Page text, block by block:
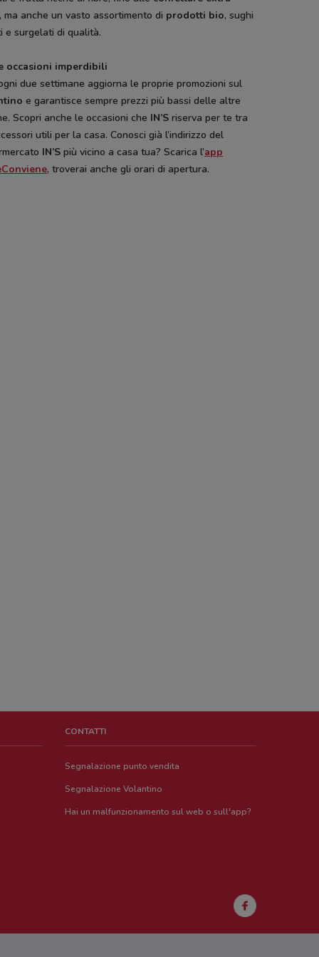
Action PENNY
, ma anche un vasto assortimento di prodotti bio, sughi
e surgelati di qualità.
occasioni imperdibili
due settimane aggiorna le proprie promozioni sul
e garantisce sempre prezzi più bassi delle altre
Scopri anche le occasioni che IN’S riserva per te tra
utili per la casa. Conosci già l’indirizzo del
IN’S più vicino a casa tua? Scarica l’app
, troverai anche gli orari di apertura.
CONTATTI
Segnalazione punto vendita
Segnalazione Volantino
Hai un malfunzionamento sul web o sull'app?